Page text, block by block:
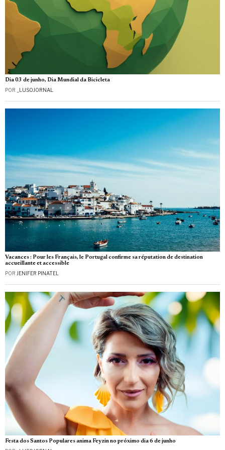
Dia 03 de junho, Dia Mundial da Bicicleta
POR _LUSOJORNAL
Vacances : Pour les Français, le Portugal confirme sa réputation de destination
accueillante et accessible
POR JENIFER PINATEL
Festa dos Santos Populares anima Feyzin no próximo dia 6 de junho